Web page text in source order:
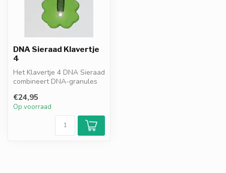
DNA Sieraad Klavertje
4
Het Klavertje 4 DNA Sieraad
combineert DNA-granules
symboli...
€24,95
Op voorraad